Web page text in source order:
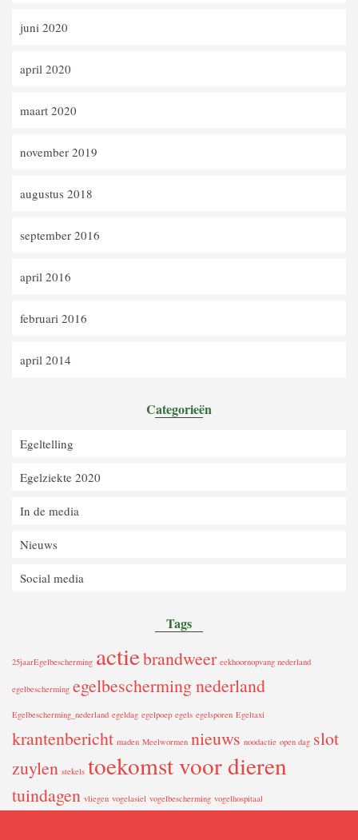
juni 2020
april 2020
maart 2020
november 2019
augustus 2018
september 2016
april 2016
februari 2016
april 2014
Categorieën
Egeltelling
Egelziekte 2020
In de media
Nieuws
Social media
Tags
25jaarEgelbescherming actiebrandweer eekhoornopvang nederland
egelbescherming egelbescherming nederland
Egelbescherming_nederland egeldag egelpoep egels egelsporen Egeltaxi
krantenbericht maden Meelwormen nieuws noodactie open dag slot
zuylen stekels toekomst voor dieren
tuindagen vliegen vogelasiel vogelbescherming vogelhospitaal